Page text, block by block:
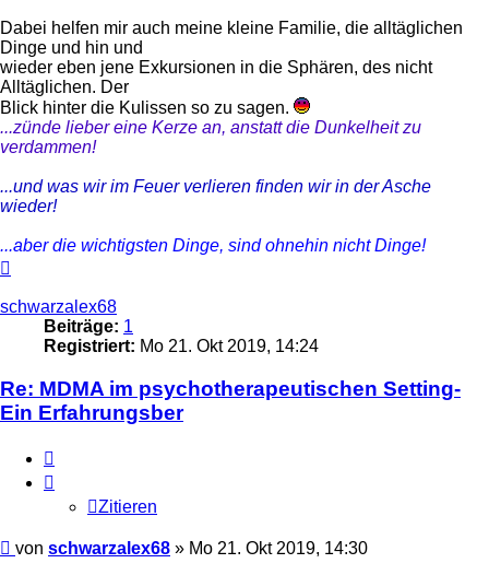
Dabei helfen mir auch meine kleine Familie, die alltäglichen
Dinge und hin und
wieder eben jene Exkursionen in die Sphären, des nicht
Alltäglichen. Der
Blick hinter die Kulissen so zu sagen.
...zünde lieber eine Kerze an, anstatt die Dunkelheit zu
verdammen!
...und was wir im Feuer verlieren finden wir in der Asche
wieder!
...aber die wichtigsten Dinge, sind ohnehin nicht Dinge!
schwarzalex68
Beiträge: 1
Registriert: Mo 21. Okt 2019, 14:24
Re: MDMA im psychotherapeutischen Setting-
Ein Erfahrungsber
Zitieren
Beitrag
von schwarzalex68 » Mo 21. Okt 2019, 14:30